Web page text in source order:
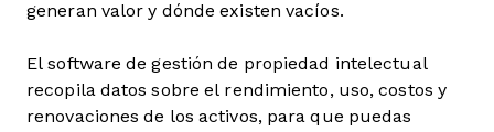
generan valor y dónde existen vacíos.
El software de gestión de propiedad intelectual
recopila datos sobre el rendimiento, uso, costos y
renovaciones de los activos, para que puedas